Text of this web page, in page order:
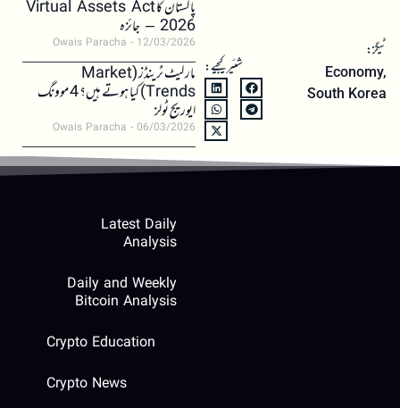
ٹیگز:
Economy,
South Korea
شئیر کیجیے:
پاکستان کا Virtual Assets Act
2026 – جائزہ
Owais Paracha 12/03/2026
مارکیٹ ٹرینڈز (Market
Trends) کیا ہوتے ہیں؟ 4 موونگ
ایوریج ٹولز
Owais Paracha 06/03/2026
Latest Daily
Analysis
Daily and Weekly
Bitcoin Analysis
Crypto Education
Crypto News